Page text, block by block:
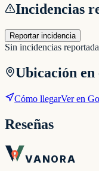
Incidencias
Reportar incidencia
Sin incidencias
Ubicación en
Cómo llegarVer en
Reseñas
VANORA